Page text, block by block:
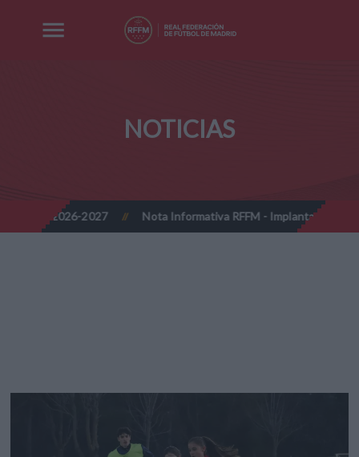
NOTICIAS
Nota Informativa RFFM - Implantación progresiva de la firma